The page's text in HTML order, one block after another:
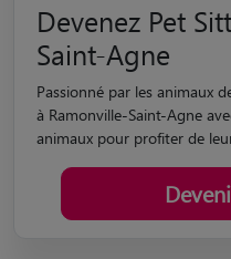
Devenez Pet
Saint-Agne
Passionné par les animaux
à Ramonville-Saint-Agne
animaux pour profiter de